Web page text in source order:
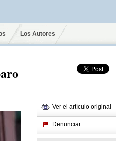
Los Autores
Ver el artículo original
Denunciar